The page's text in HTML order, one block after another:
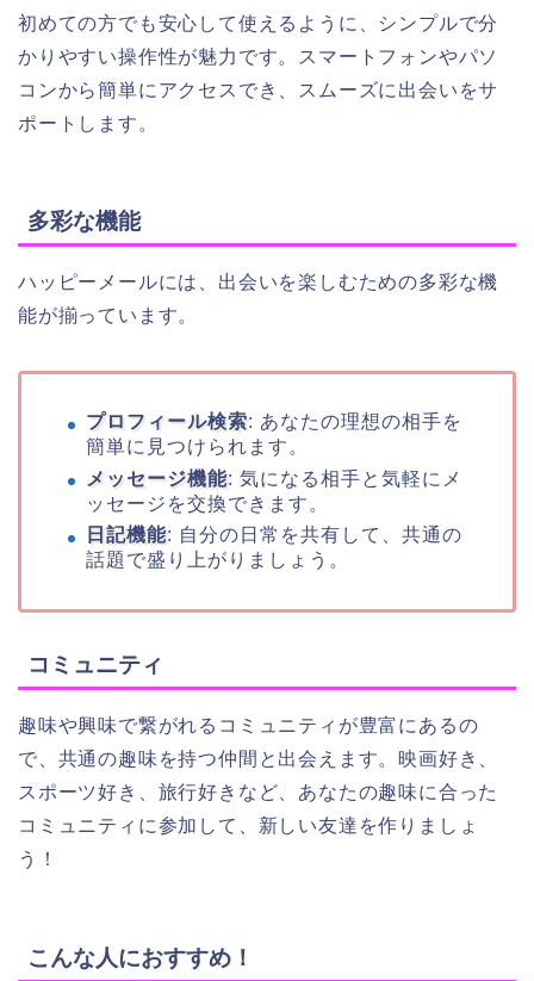
初めての方でも安心して使えるように、シンプルで分
かりやすい操作性が魅力です。スマートフォンやパソ
コンから簡単にアクセスでき、スムーズに出会いをサ
ポートします。
多彩な機能
ハッピーメールには、出会いを楽しむための多彩な機
能が揃っています。
プロフィール検索: あなたの理想の相手を
簡単に見つけられます。
メッセージ機能: 気になる相手と気軽にメ
ッセージを交換できます。
日記機能: 自分の日常を共有して、共通の
話題で盛り上がりましょう。
コミュニティ
趣味や興味で繋がれるコミュニティが豊富にあるの
で、共通の趣味を持つ仲間と出会えます。映画好き、
スポーツ好き、旅行好きなど、あなたの趣味に合った
コミュニティに参加して、新しい友達を作りましょ
う！
こんな人におすすめ！